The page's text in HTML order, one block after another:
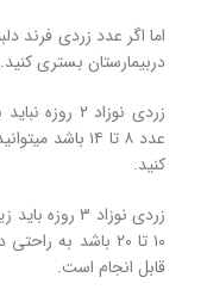
دربیمارستان بستری کنید.
عدد ۸ تا ۱۴ باشد میتوانید با
کنید.
۱۰ تا ۲۰ باشد به راحتی در منزل با
قابل انجام است.